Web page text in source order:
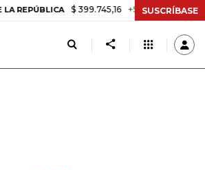
$ 399.745,16 +$ 2.295,71 +0,58%
SUSCRÍBASE